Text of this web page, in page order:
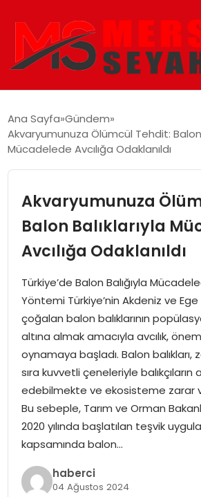
EKONOMI
TEKNOLOJI
GÜNCEL
Ana Sayfa Gündem
Akvaryumunuza Ölümcül Tehdit: Balon
Mücadelede Avcılığa Odaklanıldı
Akvaryumunuza
Balon Balıklarıyla
Avcılığa Odaklanıldı
Türkiye’de Balon Balığıyla
Yöntemi Türkiye’nin Akdeniz ve Ege
çoğalan balon balıklarının
altına almak amacıyla avcılık,
oynamaya başladı. Balon balıkları,
sıra kuvvetli çeneleriyle balıkçıların
edebilmekte ve ekosisteme zarar
Bu sebeple, Tarım ve Orman
2020 yılında başlatılan teşvik
kapsamında balon…
haberci
04 Ağustos 2024